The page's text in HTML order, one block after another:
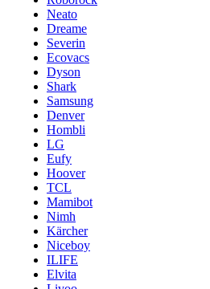
Neato
Dreame
Severin
Ecovacs
Dyson
Shark
Samsung
Denver
Hombli
LG
Eufy
Hoover
TCL
Mamibot
Nimh
Kärcher
Niceboy
ILIFE
Elvita